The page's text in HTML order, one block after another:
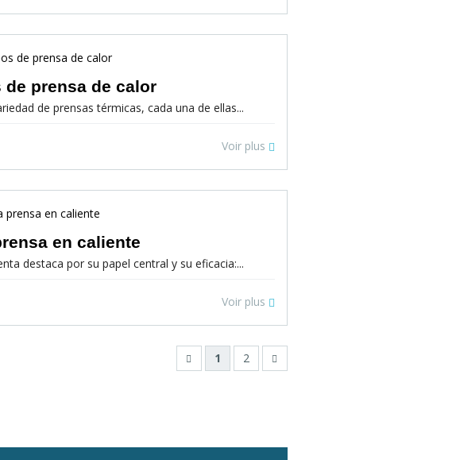
prensa de calor
de prensas térmicas, cada una de ellas...
Voir plus
en caliente
destaca por su papel central y su eficacia:...
Voir plus
1 2